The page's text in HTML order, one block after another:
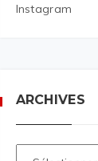
Instagram
ARCHIVES